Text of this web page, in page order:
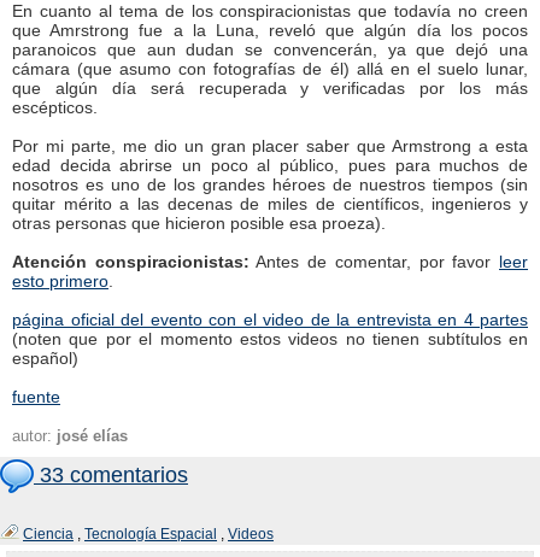
En cuanto al tema de los conspiracionistas que todavía no creen
que Amrstrong fue a la Luna, reveló que algún día los pocos
paranoicos que aun dudan se convencerán, ya que dejó una
cámara (que asumo con fotografías de él) allá en el suelo lunar,
que algún día será recuperada y verificadas por los más
escépticos.
Por mi parte, me dio un gran placer saber que Armstrong a esta
edad decida abrirse un poco al público, pues para muchos de
nosotros es uno de los grandes héroes de nuestros tiempos (sin
quitar mérito a las decenas de miles de científicos, ingenieros y
otras personas que hicieron posible esa proeza).
Atención conspiracionistas: Antes de comentar, por favor leer
esto primero
página oficial del evento con el video de la entrevista en 4 partes
(noten que por el momento estos videos no tienen subtítulos en
español)
fuente
autor: josé elías
33 comentarios
Ciencia , Tecnología Espacial , Videos